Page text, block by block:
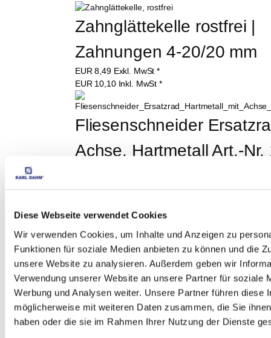
Diese Webseite verwendet Cookies
Wir verwenden Cookies, um Inhalte und Anzeigen zu
Funktionen für soziale Medien anbieten zu können und die
unsere Website zu analysieren. Außerdem geben wir
Verwendung unserer Website an unsere Partner für soziale
Werbung und Analysen weiter. Unsere Partner führen diese
möglicherweise mit weiteren Daten zusammen, die Sie
haben oder die sie im Rahmen Ihrer Nutzung der Dienste
Zahnglättekelle rostfrei |
Zahnungen 4-20/20 mm
EUR8,49 Exkl. MwSt *
EUR 10,10 Inkl. MwSt *
Fliesenschneider
Achse, Hartmetall Art.-Nr.
Softgriff-Fugbrett mit
Moosgummibelag, 14 x
28 cm Art.-Nr. 11779
EUR8,97 Exkl. MwSt *
EUR10,67Inkl. MwSt *